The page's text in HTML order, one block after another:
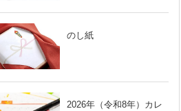
のし紙
2026年（令和8年）カレ